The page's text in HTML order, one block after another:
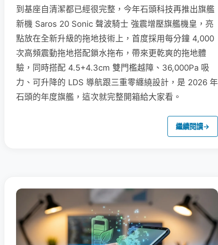
到基座自清潔都已經很完整，今年石頭科技再推出旗艦
新機 Saros 20 Sonic 聲波騎士 強震增壓旗艦機皇，亮
點放在全新升級的拖地技術上，首度採用每分鐘 4,000
次高頻震動拖地搭配鎖水拖布，帶來更乾爽的拖地體
驗，同時搭配 4.5+4.3cm 雙門檻越障、36,000Pa 吸
力、可升降的 LDS 導航跟三重零纏繞設計，是 2026 年
石頭的年度旗艦，這次就完整開箱給大家看。
繼續閱讀→